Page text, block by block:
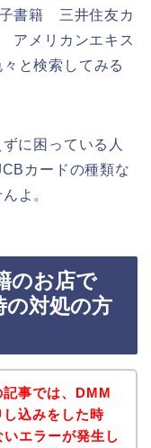
書籍 三井住友カ
メリカンエキス
と検索してみる
に困っている人
カードの種類な
よ。
のお店で
対処の方
事では、DMM
込みをした時
エラーが発生し